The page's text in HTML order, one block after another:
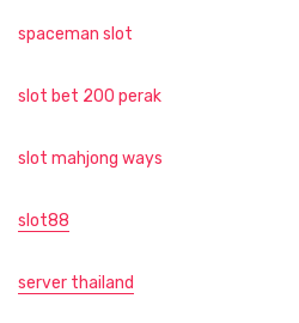
spaceman slot
slot bet 200 perak
slot mahjong ways
slot88
server thailand